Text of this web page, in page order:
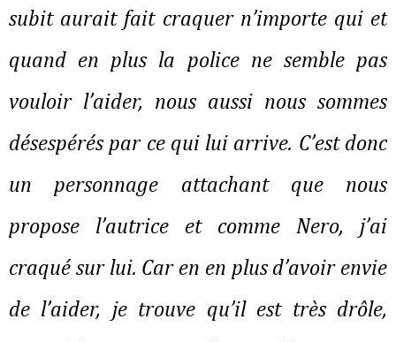
subit aurait fait craquer n’importe qui et
quand en plus la police ne semble pas
vouloir l’aider, nous aussi nous sommes
désespérés par ce qui lui arrive. C’est donc
un personnage attachant que nous
propose l’autrice et comme Nero, j’ai
craqué sur lui. Car en en plus d’avoir envie
de l’aider, je trouve qu’il est très drôle,